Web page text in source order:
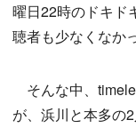
曜日22時のドキド
聴者も少なくなか
そんな中、
が、浜川と本多の